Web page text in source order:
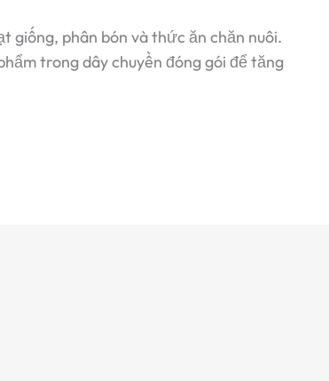
giống, phân bón và thức ăn chăn nuôi.
trong dây chuyền đóng gói để tăng